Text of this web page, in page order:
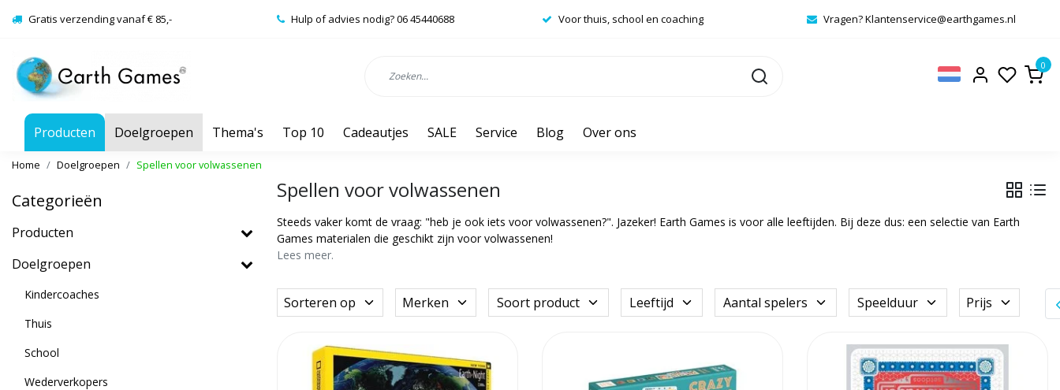
Gratis verzending vanaf € 85,- Hulp of advies nodig? 06 45440688 Voor thuis, school en coaching Vragen?Klantenservice@earthgames.nl
0
Producten Doelgroepen Thema's Top 10 Cadeautjes SALE Service Blog Over ons
Home Doelgroepen Spellen voor volwassenen
Categorieën
Producten
Doelgroepen
Kindercoaches
Thuis
School
Wederverkopers
Spellen voor volwassenen
Steeds vaker komt de vraag: "heb je ook iets voor volwassenen?". Jazeker! Earth Games is voor alle leeftijden. Bij deze dus: een selectie van Earth
Games materialen die geschikt zijn voor volwassenen!
Lees meer.
Sorteren op Merken Soort product Leeftijd Aantal spelers Speelduur Prijs